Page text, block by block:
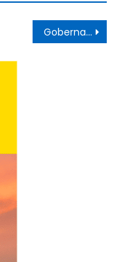
Gobernador Eduardo Verano califica de histórica la propuesta de convertir a Barranquilla en sede alterna de la Presidencia de la República